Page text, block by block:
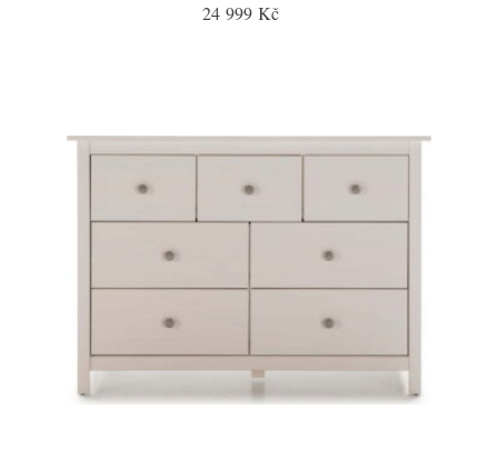
24 999 Kč